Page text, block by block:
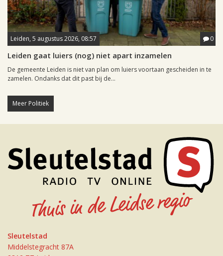
Leiden, 5 augustus 2026, 08:57 0
Leiden gaat luiers (nog) niet apart inzamelen
De gemeente Leiden is niet van plan om luiers voortaan gescheiden in te
zamelen. Ondanks dat dit past bij de...
Meer Politiek
Sleutelstad
Middelstegracht 87A